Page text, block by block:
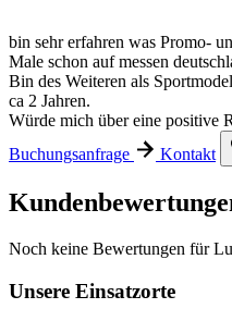
bin sehr erfahren was Promo-
Male schon auf messen
Bin des Weiteren als
ca 2 Jahren.
Würde mich über eine positive
Buchungsanfrage
Kontakt
Noch keine Bewertungen für
Unsere Einsatzorte